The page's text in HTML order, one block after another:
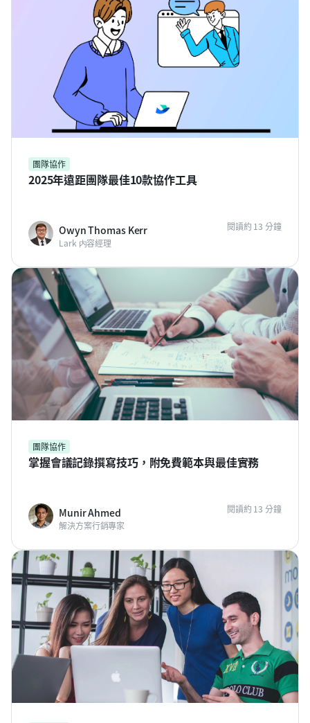
團隊協作
2025年遠距團隊最佳10款協作工具
Owyn Thomas Kerr
Lark 内容經理
閱讀約 13 分鐘
團隊協作
掌握會議記錄撰寫技巧，附免費範本與最佳實務
Munir Ahmed
解決方案行銷專家
閱讀約 13 分鐘